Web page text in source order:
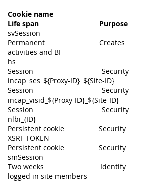
Cookie name
Life span
Purpose
svSession
Permanent Creates
activities and BI
hs
Session Security
incap_ses_${Proxy-ID}_${Site-ID}
Session Security
incap_visid_${Proxy-ID}_${Site-ID}
Session Security
nlbi_{ID}
Persistent cookie Security
XSRF-TOKEN
Persistent cookie Security
smSession
Two weeks Identify
logged in site members